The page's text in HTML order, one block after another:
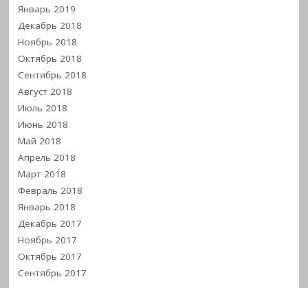
Январь 2019
Декабрь 2018
Ноябрь 2018
Октябрь 2018
Сентябрь 2018
Август 2018
Июль 2018
Июнь 2018
Май 2018
Апрель 2018
Март 2018
Февраль 2018
Январь 2018
Декабрь 2017
Ноябрь 2017
Октябрь 2017
Сентябрь 2017